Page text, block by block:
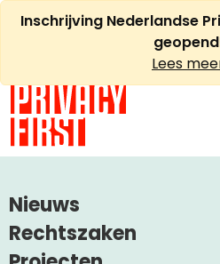
Ga
naarInschrijving Nederlandse
Lees
Nieuws
Rechtszaken
IS ER TOEKOMST VOOR DE
PARKEERSCHIJF?